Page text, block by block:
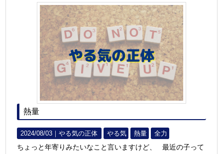
熱量
2024/08/03｜やる気の正体 やる気 熱量 全力
ちょっと年寄りみたいなこと言いますけど、 最近の子って